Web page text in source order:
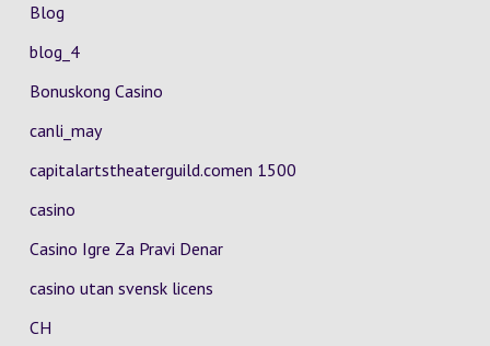
Blog
blog_4
Bonuskong Casino
canli_may
capitalartstheaterguild.comen 1500
casino
Casino Igre Za Pravi Denar
casino utan svensk licens
CH